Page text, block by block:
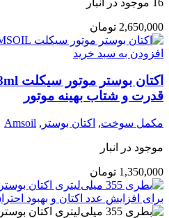
16 موجود در انبار
2,650,000 تومان
افزودن به سبد خرید
قدرت و شتاب بهینه موتور
مکمل سوخت, اکتان بوستر ,
Amsoil
موجود در انبار
1,350,000 تومان